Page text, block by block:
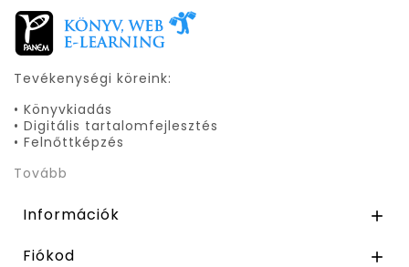
Tevékenységi köreink:
• Könyvkiadás
• Digitális tartalomfejlesztés
• Felnőttképzés
Tovább
Információk 
Fiókod 